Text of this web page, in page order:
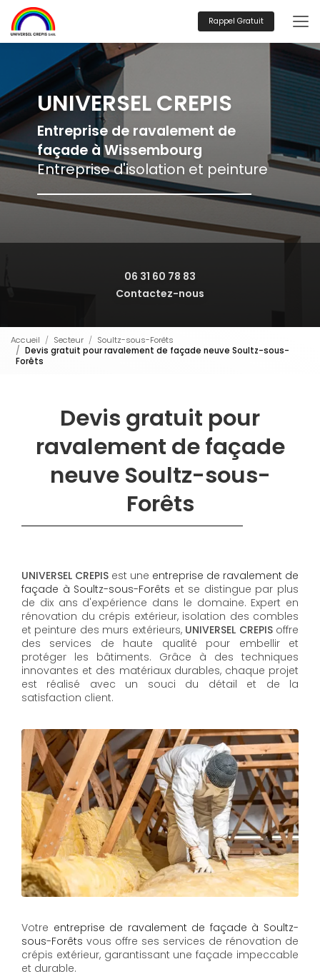
au
contenu
principal
Rappel Gratuit
UNIVERSEL CREPIS
Entreprise de ravalement de
façade à Wissembourg
Entreprise d'isolation et peinture
06 31 60 78 83
Contactez-nous
Accueil Secteur
Soultz-sous-Forêts
Devis gratuit pour ravalement de façade neuve Soultz-sous-
Forêts
Devis gratuit pour
ravalement de façade
neuve Soultz-sous-
Forêts
UNIVERSEL CREPIS est une entreprise de ravalement de
façade à Soultz-sous-Forêts et se distingue par plus
de dix ans d'expérience dans le domaine. Expert en
rénovation du crépis extérieur, isolation des combles
et peinture des murs extérieurs, UNIVERSEL CREPISoffre
des services de haute qualité pour embellir et
protéger les bâtiments. Grâce à des techniques
innovantes et des matériaux durables, chaque projet
est réalisé avec un souci du détail et de la
satisfaction client.
Votre entreprise de ravalement de façade à Soultz-
sous-Forêts vous offre ses services de rénovation de
crépis extérieur, garantissant une façade impeccable
et durable.